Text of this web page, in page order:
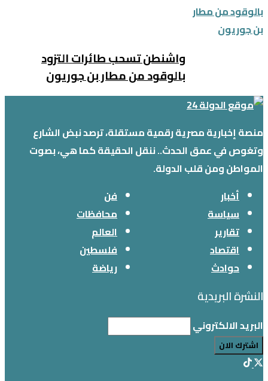
واشنطن تسحب طائرات التزود
بالوقود من مطار بن جوريون
منصة إخبارية مصرية رقمية مستقلة، ترصد نبض الشارع
وتغوص في عمق الحدث.. ننقل الحقيقة كما هي، بصوت
المواطن ومن قلب الدولة.
أخبار
سياسة
تقارير
اقتصاد
حوادث
فن
محافظات
العالم
فلسطين
رياضة
النشرة البريدية
البريد الالكتروني